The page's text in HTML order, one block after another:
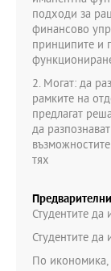
подходи за
финансово
принципите и
2. Могат: да
рамките на
предлагат
да
тях
Студентите
Студентите
По икономика,